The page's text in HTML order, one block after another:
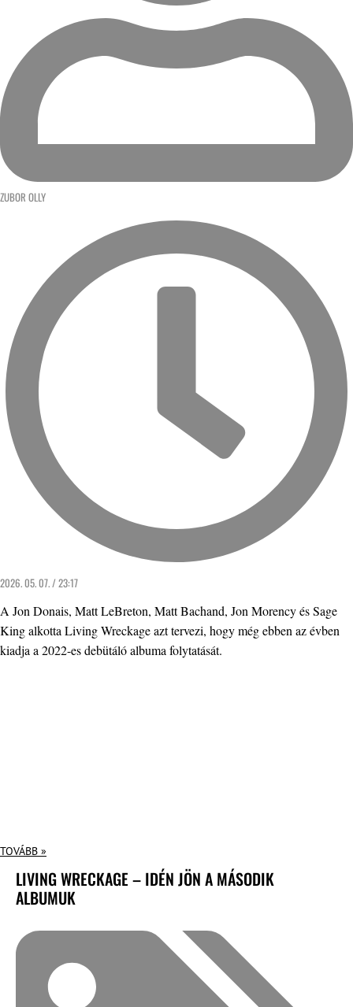
ZUBOR OLLY
2026. 05. 07. / 23:17
A Jon Donais, Matt LeBreton, Matt Bachand, Jon Morency és Sage
King alkotta Living Wreckage azt tervezi, hogy még ebben az évben
kiadja a 2022-es debütáló albuma folytatását.
TOVÁBB »
LIVING WRECKAGE – IDÉN JÖN A MÁSODIK
ALBUMUK